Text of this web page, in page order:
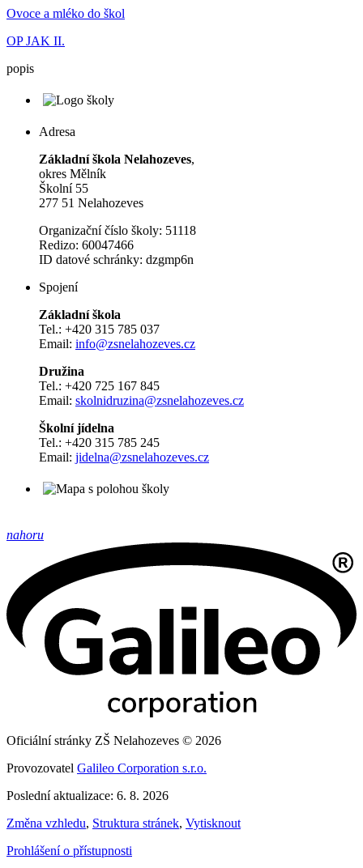
Ovoce a mléko do škol
OP JAK II.
popis
Adresa
Základní škola Nelahozeves,
okres Mělník
Školní 55
277 51 Nelahozeves
Organizační číslo školy: 51118
Redizo: 60047466
ID datové schránky: dzgmp6n
Spojení
Základní škola
Tel.: +420 315 785 037
Email: info@zsnelahozeves.cz
Družina
Tel.: +420 725 167 845
Email: skolnidruzina@zsnelahozeves.cz
Školní jídelna
Tel.: +420 315 785 245
Email: jidelna@zsnelahozeves.cz
nahoru
Oficiální stránky ZŠ Nelahozeves © 2026
Provozovatel Galileo Corporation s.r.o.
Poslední aktualizace: 6. 8. 2026
Změna vzhledu, Struktura stránek, Vytisknout
Prohlášení o přístupnosti